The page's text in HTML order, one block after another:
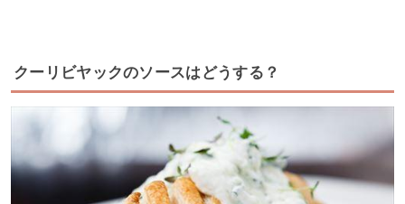
クーリビヤックのソースはどうする？